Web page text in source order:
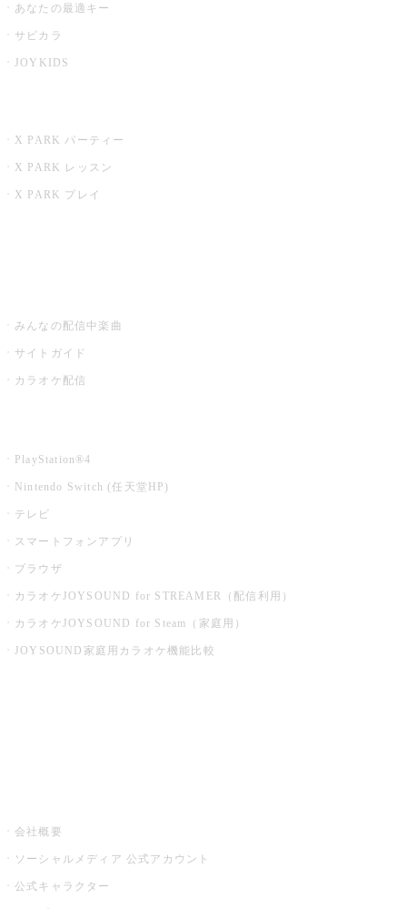
あなたの最適キー
サビカラ
JOYKIDS
X PARK パーティー
X PARK レッスン
X PARK プレイ
みんなの配信中楽曲
サイトガイド
カラオケ配信
PlayStation®4
Nintendo Switch (任天堂HP)
テレビ
スマートフォンアプリ
ブラウザ
カラオケJOYSOUND for STREAMER（配信利用）
カラオケJOYSOUND for Steam（家庭用）
JOYSOUND家庭用カラオケ機能比較
会社概要
ソーシャルメディア 公式アカウント
公式キャラクター